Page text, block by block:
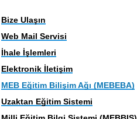
Bize Ulaşın
Web Mail Servisi
İhale İşlemleri
Elektronik İletişim
MEB Eğitim Bilişim Ağı (MEBEBA)
Uzaktan Eğitim Sistemi